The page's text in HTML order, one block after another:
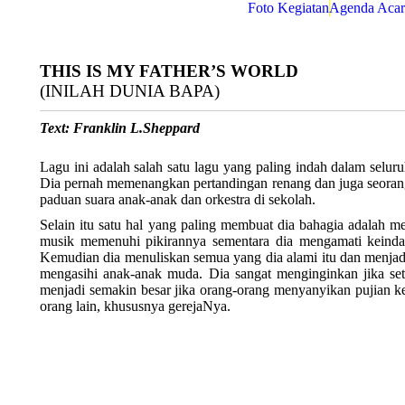
Foto KegiatanAgenda
THIS IS MY FATHER’S WORLD
(INILAH DUNIA BAPA)
Text: Franklin L.Sheppard
Lagu ini adalah salah satu lagu yang paling indah dalam
Dia pernah memenangkan pertandingan renang dan juga
paduan suara anak-anak dan orkestra di sekolah.
Selain itu satu hal yang paling membuat dia bahagia adalah
musik memenuhi pikirannya sementara dia mengamati
Kemudian dia menuliskan semua yang dia alami itu dan
mengasihi anak-anak muda. Dia sangat menginginkan jika
menjadi semakin besar jika orang-orang menyanyikan pujian
orang lain, khususnya gerejaNya.